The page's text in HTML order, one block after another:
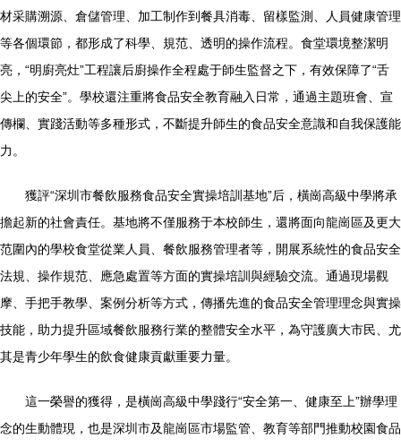
材采購溯源、倉儲管理、加工制作到餐具消毒、留樣監測、人員健康管理
等各個環節，都形成了科學、規范、透明的操作流程。食堂環境整潔明
亮，“明廚亮灶”工程讓后廚操作全程處于師生監督之下，有效保障了“舌
尖上的安全”。學校還注重將食品安全教育融入日常，通過主題班會、宣
傳欄、實踐活動等多種形式，不斷提升師生的食品安全意識和自我保護能
力。
獲評“深圳市餐飲服務食品安全實操培訓基地”后，橫崗高級中學將承
擔起新的社會責任。基地將不僅服務于本校師生，還將面向龍崗區及更大
范圍內的學校食堂從業人員、餐飲服務管理者等，開展系統性的食品安全
法規、操作規范、應急處置等方面的實操培訓與經驗交流。通過現場觀
摩、手把手教學、案例分析等方式，傳播先進的食品安全管理理念與實操
技能，助力提升區域餐飲服務行業的整體安全水平，為守護廣大市民、尤
其是青少年學生的飲食健康貢獻重要力量。
這一榮譽的獲得，是橫崗高級中學踐行“安全第一、健康至上”辦學理
念的生動體現，也是深圳市及龍崗區市場監管、教育等部門推動校園食品